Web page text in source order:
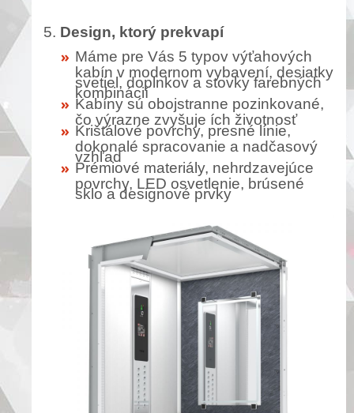
5. Design, ktorý prekvapí
Máme pre Vás 5 typov výťahových
kabín v modernom vybavení, desiatky
svetiel, doplnkov a stovky farebných
kombinácií
Kabíny sú obojstranne pozinkované,
čo výrazne zvyšuje ích životnosť
Krištálové povrchy, presné línie,
dokonalé spracovanie a nadčasový
vzhľad
Prémiové materiály, nehrdzavejúce
povrchy, LED osvetlenie, brúsené
sklo a designové prvky